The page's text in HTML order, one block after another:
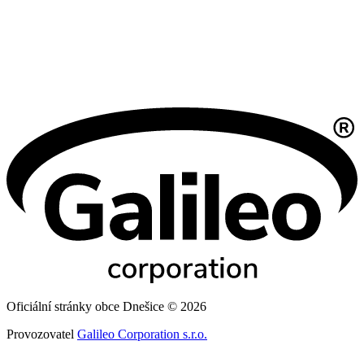
Oficiální stránky obce Dnešice © 2026
Provozovatel Galileo Corporation s.r.o.